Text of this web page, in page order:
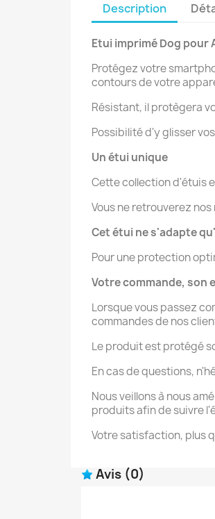
Description
Etui imprimé Dog pour
Protégez votre
contours de votre
Résistant, il protègera
Possibilité d'y glisser
Un étui unique
Cette collection d'étuis
Vous ne retrouverez
Cet étui ne s'adapte
Pour une protection
Votre commande, son
Lorsque vous passez
commandes de nos
Le produit est protégé
En cas de questions,
Nous veillons à nous
produits afin de suivre
Votre satisfaction, plus
Avis (0)